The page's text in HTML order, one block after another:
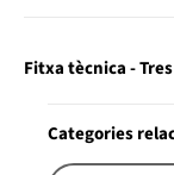
Fitxa tècnica -
Categories